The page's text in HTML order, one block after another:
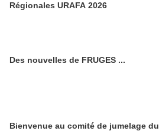
Régionales URAFA 2026
Des nouvelles de FRUGES ...
Bienvenue au comité de jumelage du